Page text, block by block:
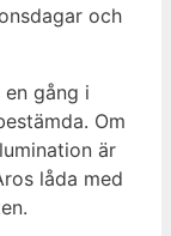
och
gång i
Om
är
låda med